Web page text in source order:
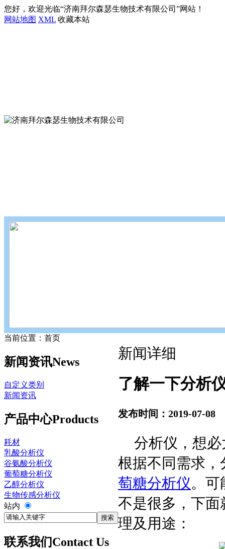
您好，欢迎光临“济南拜尔森瑟生物技术有限公司”网站！
网站地图 XML 收藏本站
当前位置：首页
新闻资讯News
自定义类别
新闻资讯
产品中心Products
耗材
乳酸分析仪
谷氨酸分析仪
葡萄糖分析仪
乙醇分析仪
生物传感分析仪
站内
联系我们Contact Us
新闻详细
了解一下分析
发布时间：2019-07-08
分析仪，想
根据不同需求
萄糖分析仪。可
不是很多，下
理及用途：